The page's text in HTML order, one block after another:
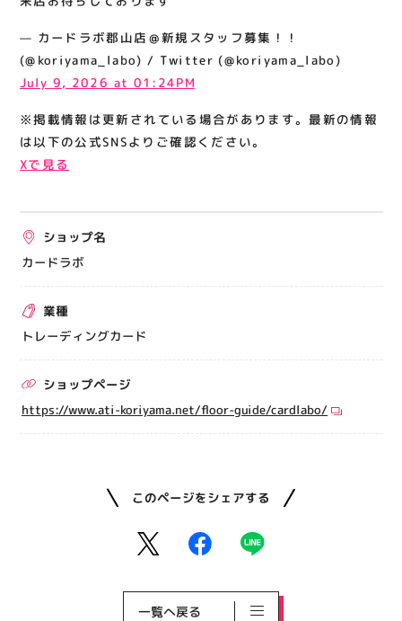
関連情報
お知らせ
お問い合わせ
プライバシーポリシー
運営会社
出店をご検討の方へ
催事出店募集
アティビジョンについて
— カードラボ郡山店＠新規スタッフ募集！！
(@koriyama_labo) / Twitter (@koriyama_labo)
July 9, 2026 at 01:24PM
※掲載情報は更新されている場合があります。最新の情報
は以下の公式SNSよりご確認ください。
Xで見る
ショップ名
カードラボ
業種
トレーディングカード
ショップページ
https://www.ati-koriyama.net/floor-guide/cardlabo/
このページをシェアする
一覧へ戻る